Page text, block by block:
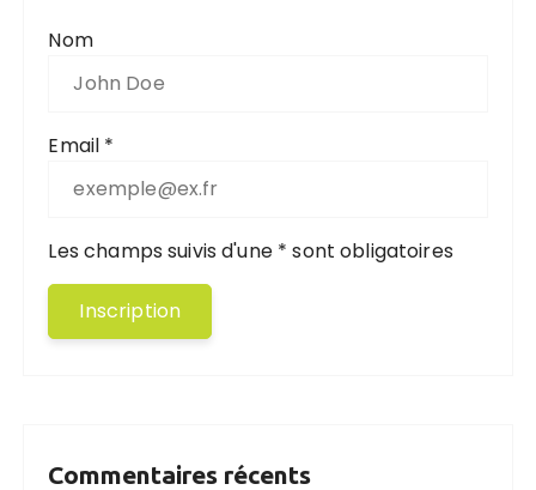
Nom
Email *
Les champs suivis d'une * sont obligatoires
Commentaires récents